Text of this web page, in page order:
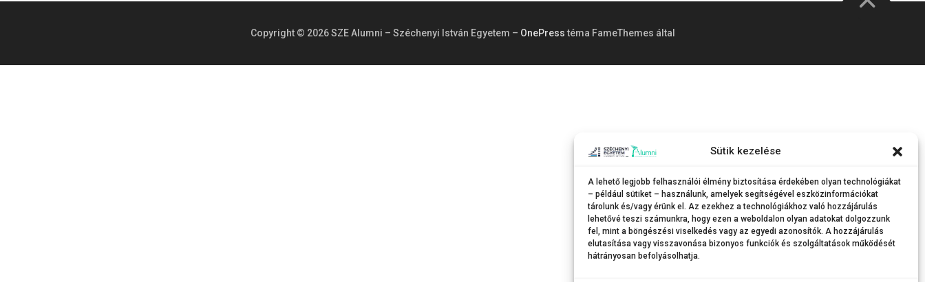
Sütik kezelése
A lehető legjobb felhasználói élmény biztosítása érdekében olyan technológiákat
– például sütiket – használunk, amelyek segítségével eszközinformációkat
tárolunk és/vagy érünk el. Az ezekhez a technológiákhoz való hozzájárulás
lehetővé teszi számunkra, hogy ezen a weboldalon olyan adatokat dolgozzunk
fel, mint a böngészési viselkedés vagy az egyedi azonosítók. A hozzájárulás
elutasítása vagy visszavonása bizonyos funkciók és szolgáltatások működését
hátrányosan befolyásolhatja.
Copyright © 2026 SZE Alumni – Széchenyi István Egyetem – OnePresstéma FameThemes által